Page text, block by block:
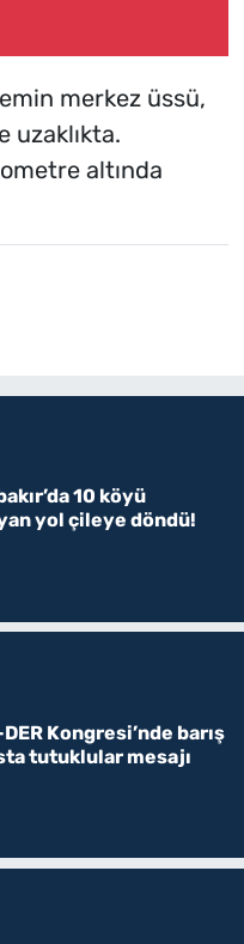
merkez üssü,
uzaklıkta.
altında
10 köyü
yol çileye döndü!
Kongresi’nde barış
tutuklular mesajı